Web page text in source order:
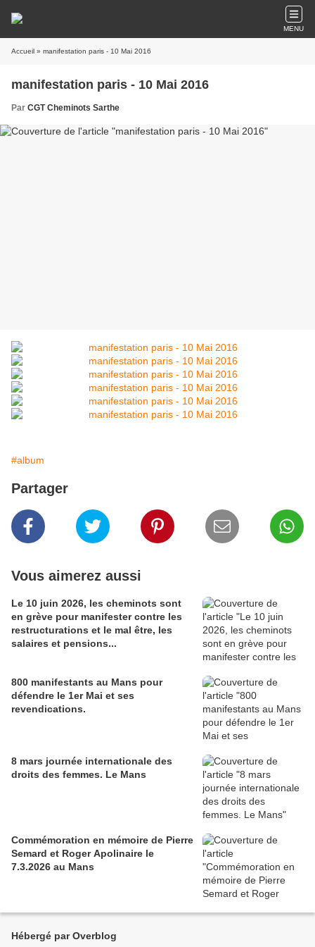
MENU
Accueil » manifestation paris - 10 Mai 2016
manifestation paris - 10 Mai 2016
Par CGT Cheminots Sarthe
#album
Partager
Vous aimerez aussi
Le 10 juin 2026, les cheminots sont
en grève pour manifester contre les
restructurations et le mal être, les
salaires et pensions...
800 manifestants au Mans pour
défendre le 1er Mai et ses
revendications.
8 mars journée internationale des
droits des femmes. Le Mans
Commémoration en mémoire de Pierre
Semard et Roger Apolinaire le
7.3.2026 au Mans
Hébergé par Overblog